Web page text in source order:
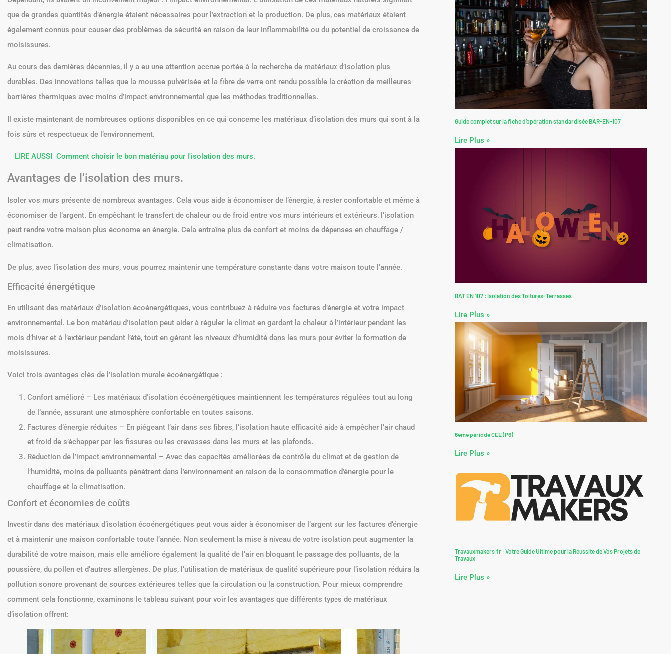
que de grandes quantités d’énergie étaient nécessaires pour l’extraction et la production. De plus, ces matériaux étaient
également connus pour causer des problèmes de sécurité en raison de leur inflammabilité ou du potentiel de croissance de
moisissures.
Au cours des dernières décennies, il y a eu une attention accrue portée à la recherche de matériaux d’isolation plus
durables. Des innovations telles que la mousse pulvérisée et la fibre de verre ont rendu possible la création de meilleures
barrières thermiques avec moins d’impact environnemental que les méthodes traditionnelles.
Il existe maintenant de nombreuses options disponibles en ce qui concerne les matériaux d’isolation des murs qui sont à la
fois sûrs et respectueux de l’environnement.
LIRE AUSSI Comment choisir le bon matériau pour l'isolation des murs.
Avantages de l’isolation des murs.
Isoler vos murs présente de nombreux avantages. Cela vous aide à économiser de l’énergie, à rester confortable et même à
économiser de l’argent. En empêchant le transfert de chaleur ou de froid entre vos murs intérieurs et extérieurs, l’isolation
peut rendre votre maison plus économe en énergie. Cela entraîne plus de confort et moins de dépenses en chauffage /
climatisation.
De plus, avec l’isolation des murs, vous pourrez maintenir une température constante dans votre maison toute l’année.
Efficacité énergétique
En utilisant des matériaux d’isolation écoénergétiques, vous contribuez à réduire vos factures d’énergie et votre impact
environnemental. Le bon matériau d’isolation peut aider à réguler le climat en gardant la chaleur à l’intérieur pendant les
mois d’hiver et à l’extérieur pendant l’été, tout en gérant les niveaux d’humidité dans les murs pour éviter la formation de
moisissures.
Voici trois avantages clés de l’isolation murale écoénergétique :
Confort amélioré – Les matériaux d’isolation écoénergétiques maintiennent les températures régulées tout au long
de l’année, assurant une atmosphère confortable en toutes saisons.
Factures d’énergie réduites – En piégeant l’air dans ses fibres, l’isolation haute efficacité aide à empêcher l’air chaud
et froid de s’échapper par les fissures ou les crevasses dans les murs et les plafonds.
Réduction de l’impact environnemental – Avec des capacités améliorées de contrôle du climat et de gestion de
l’humidité, moins de polluants pénètrent dans l’environnement en raison de la consommation d’énergie pour le
chauffage et la climatisation.
Confort et économies de coûts
Investir dans des matériaux d’isolation écoénergétiques peut vous aider à économiser de l’argent sur les factures d’énergie
et à maintenir une maison confortable toute l’année. Non seulement la mise à niveau de votre isolation peut augmenter la
durabilité de votre maison, mais elle améliore également la qualité de l’air en bloquant le passage des polluants, de la
poussière, du pollen et d’autres allergènes. De plus, l’utilisation de matériaux de qualité supérieure pour l’isolation réduira la
pollution sonore provenant de sources extérieures telles que la circulation ou la construction. Pour mieux comprendre
comment cela fonctionne, examinons le tableau suivant pour voir les avantages que différents types de matériaux
d’isolation offrent:
Guide complet sur la fiche d’opération standardisée BAR-EN-107
Lire Plus »
BAT EN 107 : Isolation des Toitures-Terrasses
Lire Plus »
6ème période CEE (P6)
Lire Plus »
Travauxmakers.fr : Votre Guide Ultime pour la Réussite de Vos Projets de
Travaux
Lire Plus »